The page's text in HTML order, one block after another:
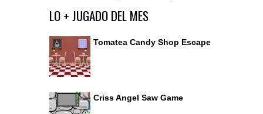
Acceder al editor de comentarios
LO + JUGADO DEL MES
Tomatea Candy Shop Escape
Criss Angel Saw Game